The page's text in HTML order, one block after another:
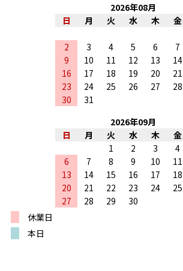
2026年08月
日
月 火 水 木 金
2
3 4 5 6 7
9
10 11 12 13 14
16
17 18 19 20 21
23
24 25 26 27 28
30
31
2026年09月
日
月 火 水 木 金
1
2 3 4
6
7 8 9 10 11
13
14 15 16 17 18
20
21 22 23 24 25
27
28 29
30
休業日
本日